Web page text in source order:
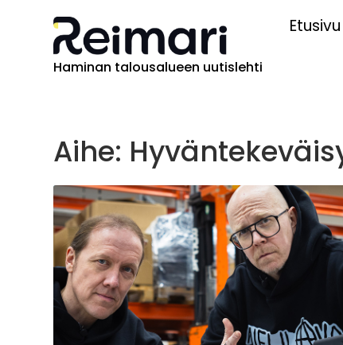
Haminan talousalueen uutislehti
Etusivu
Aihe: